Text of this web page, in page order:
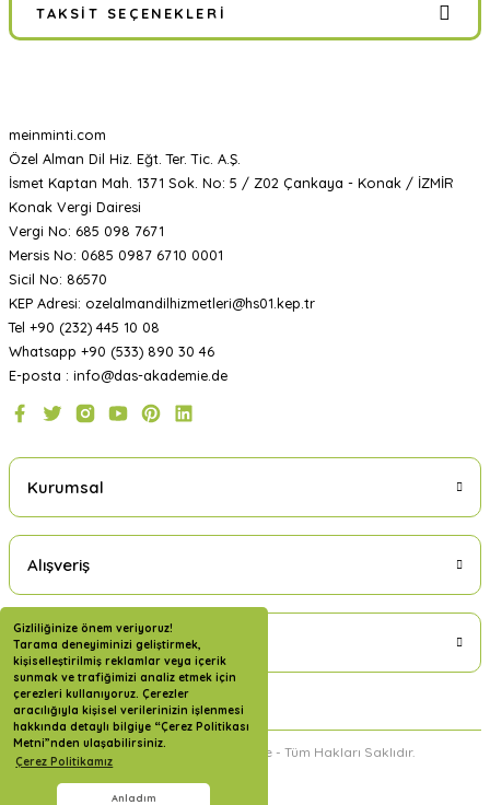
Gizliliğinize önem veriyoruz!
Tarama deneyiminizi geliştirmek,
kişiselleştirilmiş reklamlar veya içerik
sunmak ve trafiğimizi analiz etmek için
çerezleri kullanıyoruz. Çerezler
aracılığıyla kişisel verilerinizin işlenmesi
hakkında detaylı bilgiye “Çerez Politikası
Metni”nden ulaşabilirsiniz.
Çerez Politikamız
Anladım
TAKSIT SEÇENEKLERI
meinminti.com
Özel Alman Dil Hiz. Eğt. Ter. Tic. A.Ş.
İsmet Kaptan Mah. 1371 Sok. No: 5 / Z02 Çankaya - Konak / İZMİR
Konak Vergi Dairesi
Vergi No: 685 098 7671
Mersis No: 0685 0987 6710 0001
Sicil No: 86570
KEP Adresi: ozelalmandilhizmetleri@hs01.kep.tr
Tel +90 (232) 445 10 08
Whatsapp +90 (533) 890 30 46
E-posta : info@das-akademie.de
Kurumsal
Alışveriş
Üyelik
2024 Copyright DAS Akademie - Tüm Hakları Saklıdır.